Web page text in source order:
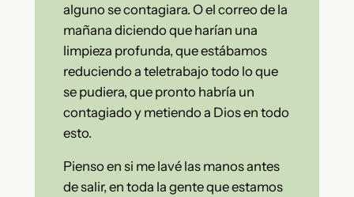
alguno se contagiara. O el correo de la
mañana diciendo que harían una
limpieza profunda, que estábamos
reduciendo a teletrabajo todo lo que
se pudiera, que pronto habría un
contagiado y metiendo a Dios en todo
esto.
Pienso en si me lavé las manos antes
de salir, en toda la gente que estamos